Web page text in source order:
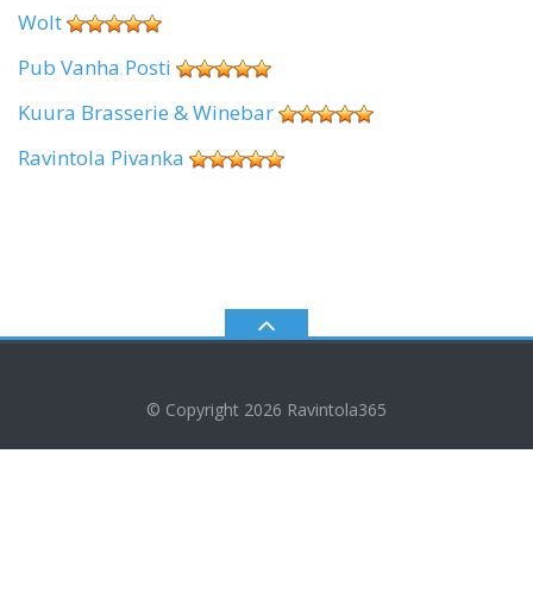
Wolt
Pub Vanha Posti
Kuura Brasserie & Winebar
Ravintola Pivanka
© Copyright 2026 Ravintola365